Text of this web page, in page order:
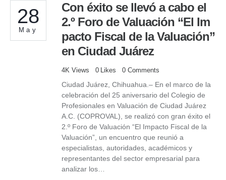
28
May
Con éxito se llevó a cabo el
2.º Foro de Valuación “El Im
pacto Fiscal de la Valuación”
en Ciudad Juárez
4K Views 0 Likes 0 Comments
Ciudad Juárez, Chihuahua.– En el marco de la
celebración del 25 aniversario del Colegio de
Profesionales en Valuación de Ciudad Juárez
A.C. (COPROVAL), se realizó con gran éxito el
2.º Foro de Valuación “El Impacto Fiscal de la
Valuación”, un encuentro que reunió a
especialistas, autoridades, académicos y
representantes del sector empresarial para
analizar los…